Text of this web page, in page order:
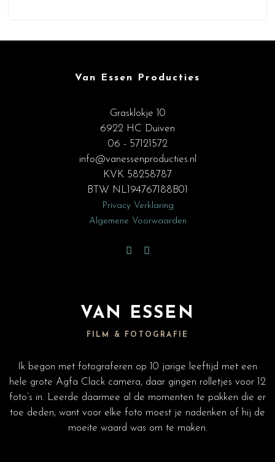
Van Essen Producties
Grasklokje 10
6922 HC Duiven
06 - 57121572
info@vanessenproducties.nl
KVK 58258787
BTW NL194767188B01
Privacy Verklaring
Algemene Voorwaarden
VAN ESSEN
FILM & FOTOGRAFIE
Ik begon met fotograferen op 10 jarige leeftijd met een
hele grote Agfa Clack camera, daar gingen rolletjes voor 12
foto’s in. Leerde daarmee al de momenten te pakken die er
toe deden, want voor elke foto moest je nadenken of hij de
moeite waard was om te maken.